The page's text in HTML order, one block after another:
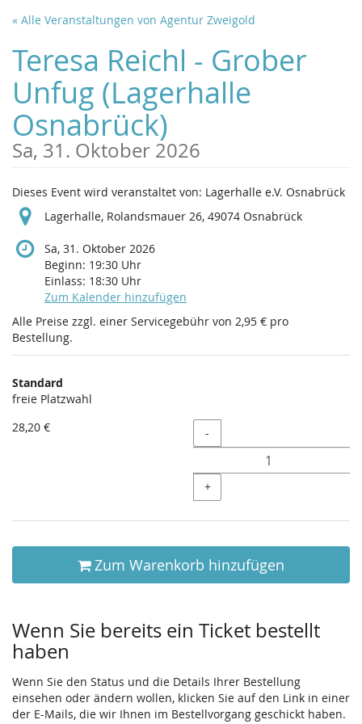
Zum
Inhalt
springen
« Alle Veranstaltungen von Agentur Zweigold
Teresa Reichl - Grober
Unfug (Lagerhalle
Osnabrück)
Sa, 31. Oktober 2026
Dieses Event wird veranstaltet von: Lagerhalle e.V. Osnabrück
Lagerhalle, Rolandsmauer 26, 49074 Osnabrück
Sa, 31. Oktober 2026
Beginn: 19:30 Uhr
Einlass: 18:30 Uhr
Zum Kalender hinzufügen
Alle Preise zzgl. einer Servicegebühr von 2,95 € pro
Bestellung.
Produkte
Unkategorisierte
Produkte
Standard
freie Platzwahl
28,20 €
Menge
-
+
Zum Warenkorb hinzufügen
Wenn Sie bereits ein Ticket bestellt
haben
Wenn Sie den Status und die Details Ihrer Bestellung
einsehen oder ändern wollen, klicken Sie auf den Link in einer
der E-Mails, die wir Ihnen im Bestellvorgang geschickt haben.